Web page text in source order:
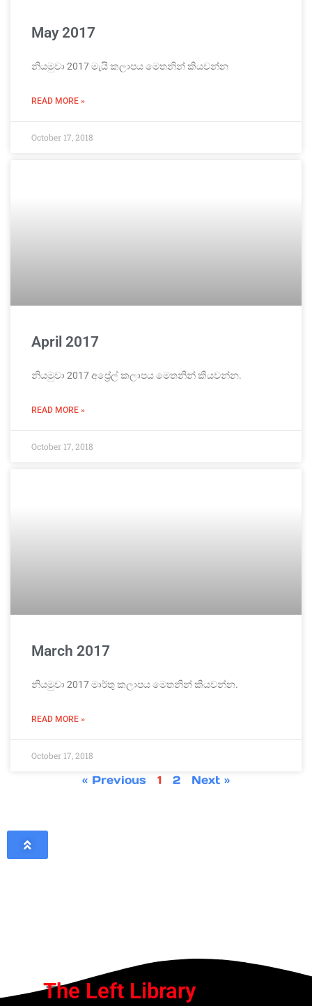
May 2017
නියමුවා 2017 මැයි කලාපය මෙතනින් කියවන්න
READ MORE »
October 17, 2018
April 2017
නියමුවා 2017 අප්‍රේල් කලාපය මෙතනින් කියවන්න.
READ MORE »
October 17, 2018
March 2017
නියමුවා 2017 මාර්තු කලාපය මෙතනින් කියවන්න.
READ MORE »
October 17, 2018
« Previous 1 2 Next »
The Left Library